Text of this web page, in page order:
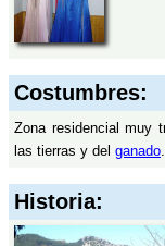
Costumbres:
Zona residencial muy
las tierras y del ganado.
Historia: